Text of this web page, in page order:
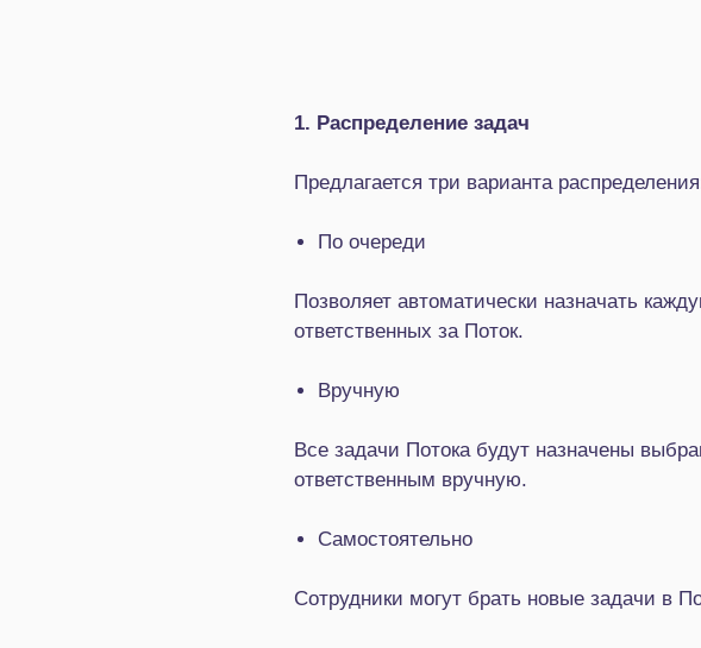
1. Распределение задач
Предлагается три варианта
По очереди
Позволяет автоматически назначать
ответственных за Поток.
Вручную
Все задачи Потока будут назначены
ответственным вручную.
Самостоятельно
Сотрудники могут брать новые задачи в